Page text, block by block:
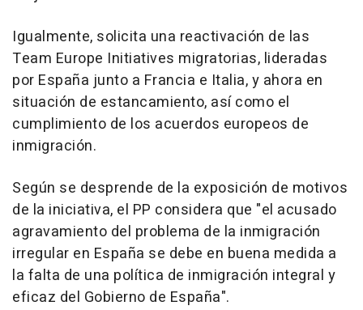
Igualmente, solicita una reactivación de las
Team Europe Initiatives migratorias, lideradas
por España junto a Francia e Italia, y ahora en
situación de estancamiento, así como el
cumplimiento de los acuerdos europeos de
inmigración.
Según se desprende de la exposición de motivos
de la iniciativa, el PP considera que "el acusado
agravamiento del problema de la inmigración
irregular en España se debe en buena medida a
la falta de una política de inmigración integral y
eficaz del Gobierno de España".